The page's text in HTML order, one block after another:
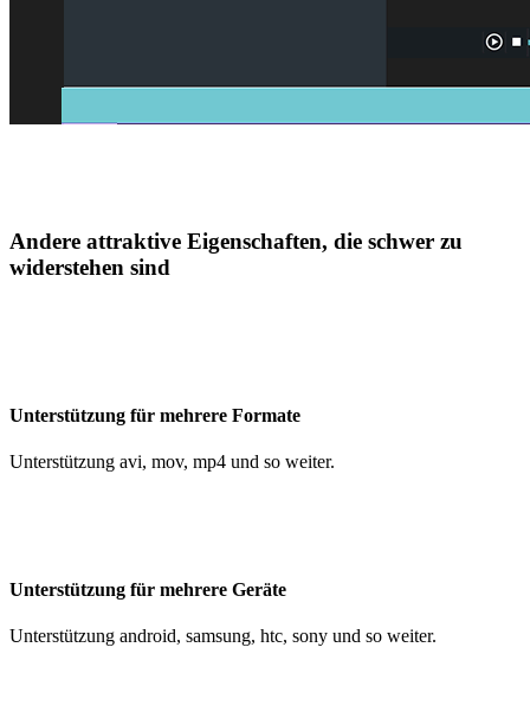
Andere attraktive Eigenschaften, die schwer zu
widerstehen sind
Unterstützung für mehrere Formate
Unterstützung avi, mov, mp4 und so weiter.
Unterstützung für mehrere Geräte
Unterstützung android, samsung, htc, sony und so weiter.